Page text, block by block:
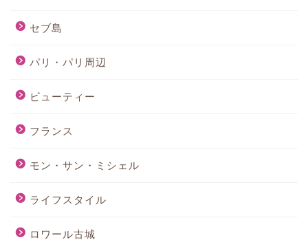
セブ島
パリ・パリ周辺
ビューティー
フランス
モン・サン・ミシェル
ライフスタイル
ロワール古城